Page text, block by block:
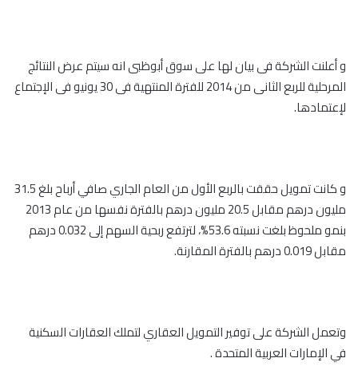
و أعلنت الشركة فى بيان لها على سوق أبوظبى انه سيتم عرض النتائج
المرحلية للربع الثانى من 2014 للفترة المنتهية فى 30 يونيو فى الإجتماع
لإعتمادها.
و كانت تمويل حققت بالربع الأول من العام الجاري صافي أرباح بلغ 31.5
مليون درهم مقابل 20.5 مليون درهم بالفترة نفسها من عام 2013
بنمو ملحوظ بلغت نسبته 53.6%، لترتفع ربحية السهم إلى 0.032 درهم
مقابل 0.019 درهم بالفترة المقارنة.
وتعمل الشركة على توفير التمويل العقاري لتملك العقارات السكنية
في الإمارات العربية المتحدة .